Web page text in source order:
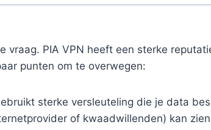
vraag. PIA VPN heeft een sterke
punten om te overwegen:
sterke versleuteling die je data
of kwaadwillenden) kan